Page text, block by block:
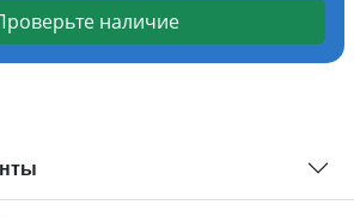
наличие